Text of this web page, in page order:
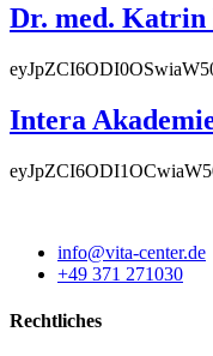
Dr. med. Katrin
Intera
info@vita-center.de
+49 371 271030
Rechtliches